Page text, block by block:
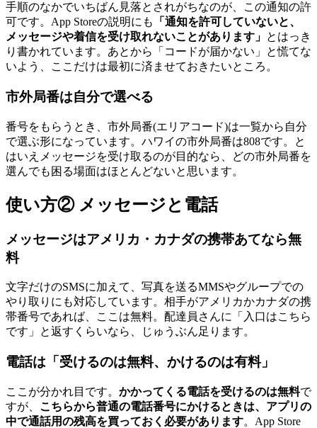
手順のなかでいちばん見落とされがちなのが、この通知の許
可です。App Storeの説明にも
「通知を許可していないと、
メッセージや着信を受け取れないことがあります」 とはっき
り書かれています。あとから「コードが届かない」と慌てな
いよう、ここだけは最初に済ませておきたいところ。
市外局番は自分で選べる
番号をもらうとき、市外局番(エリアコード)は一覧から自分
で選ぶ形になっています。ハワイの市外局番は808です。と
はいえメッセージを受け取るのが目的なら、どの市外局番を
選んでも困る場面はほとんどないと思います。
使い方② メッセージと電話
メッセージはアメリカ・カナダの携帯あてなら無
料
文字だけのSMSに加えて、写真を送るMMSやグループでの
やり取りにも対応しています。相手がアメリカかカナダの携
帯番号であれば、ここは無料。配達員さんに「入口はこちら
です」と返すくらいなら、じゅうぶん足ります。
電話は「受けるのは無料、かけるのは有料」
ここが分かれ目です。 かかってくる電話を受けるのは無料で
すが、 こちらから普通の電話番号にかけるときは、アプリの
中で通話用の残高を買っておく必要があります。App Store